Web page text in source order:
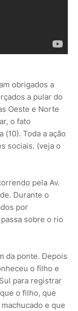
obrigados a
a pular do
Oeste e Norte
o fato
Toda a ação
sociais. (veja o
pela Av.
Durante o
por
sobre o rio
da ponte. Depois
o filho e
para registrar
o filho, que
e que